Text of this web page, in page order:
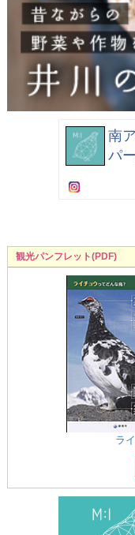
南
パ
観光パンフレット(PDF)
ラ